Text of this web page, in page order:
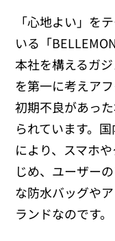
「心地よい」を
いる「
本社を構えるガ
を第一に考えア
初期不良があっ
られています。
により、スマホ
じめ、ユーザー
な防水バッグや
ランドなのです。